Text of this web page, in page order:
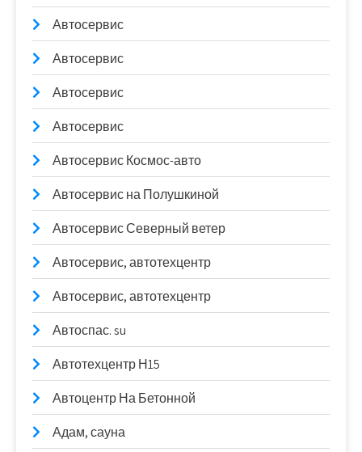
Автосервис
Автосервис
Автосервис
Автосервис
Автосервис Космос-авто
Автосервис на Полушкиной
Автосервис Северный ветер
Автосервис, автотехцентр
Автосервис, автотехцентр
Автоспас. su
Автотехцентр Н15
Автоцентр На Бетонной
Адам, сауна